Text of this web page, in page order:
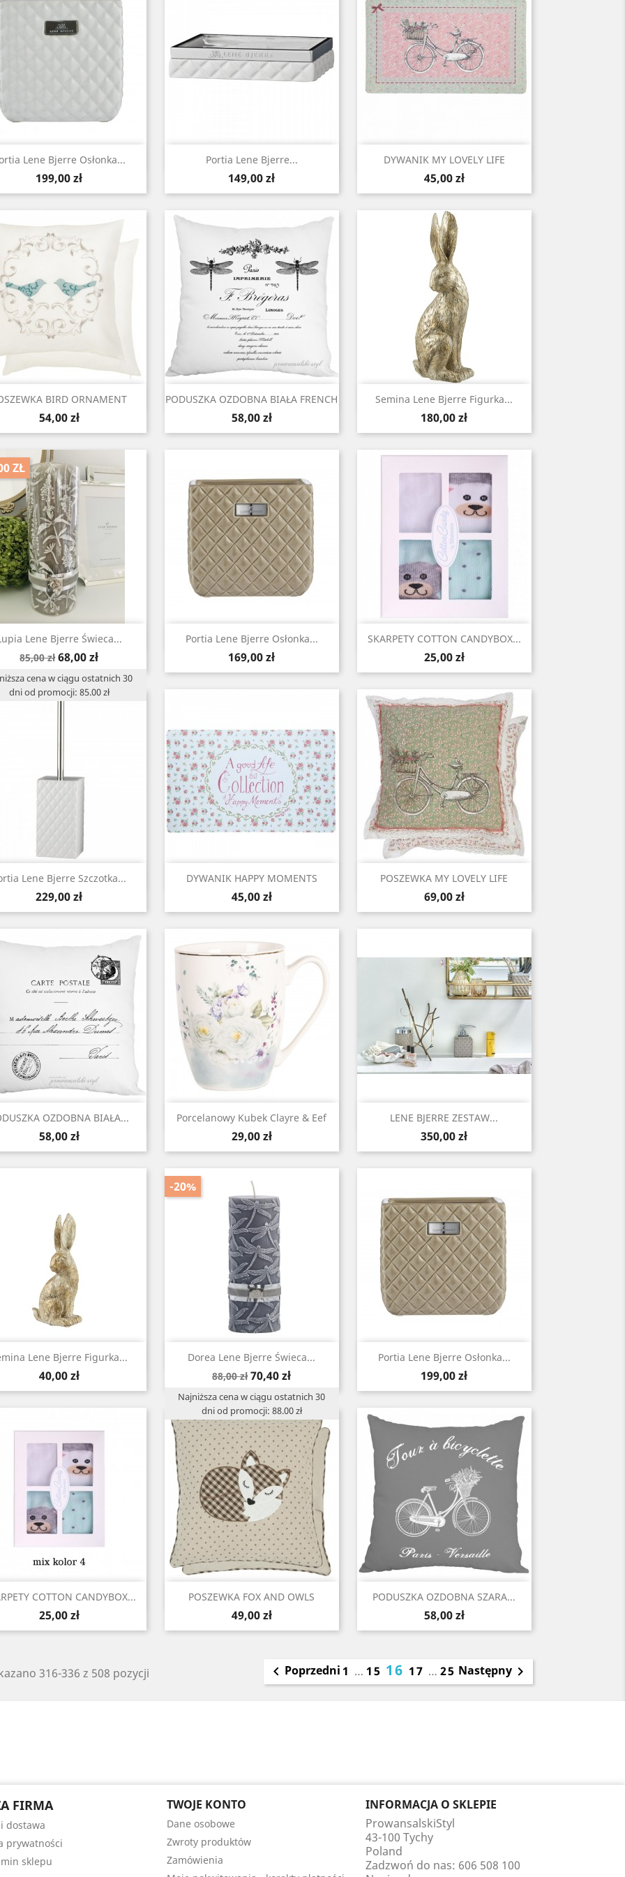
Lene Bjerre Osłonka...
Cena
199,00 zł
Szybki podgląd Portia Lene Bjerre...
Cena
149,00 zł
Szybki podgląd DYWANIK MY LOVELY LIFE
Cena
45,00 zł
Szybki podgląd
BIRD ORNAMENT
Cena
54,00 zł
Szybki podgląd PODUSZKA OZDOBNA BIAŁA FRENCH
Cena
58,00 zł
 Szybki podgląd Semina Lene Bjerre Figurka...
Cena
180,00 zł
 Szybki podgląd
Lene Bjerre Świeca...
Cena
85,00 zł Cena
68,00 zł
cena w ciągu ostatnich 30
dni od promocji: 85.00 zł
ZŁ
 Szybki podgląd Portia Lene Bjerre Osłonka...
Cena
169,00 zł
Szybki podgląd SKARPETY COTTON CANDYBOX...
Cena
25,00 zł
Szybki podgląd
Lene Bjerre Szczotka...
Cena
229,00 zł
Szybki podgląd DYWANIK HAPPY MOMENTS
Cena
45,00 zł
Szybki podgląd POSZEWKA MY LOVELY LIFE
Cena
69,00 zł
Szybki podgląd
OZDOBNA BIAŁA...
Cena
58,00 zł
Szybki podgląd Porcelanowy Kubek Clayre & Eef
Cena
29,00 zł
Szybki podgląd LENE BJERRE ZESTAW...
Cena
350,00 zł
Szybki podgląd
Lene Bjerre Figurka...
Cena
40,00 zł
 Szybki podgląd Dorea Lene Bjerre Świeca...
Cena
88,00 zł Cena
70,40 zł
Najniższa cena w ciągu ostatnich 30
dni od promocji: 88.00 zł
-20%
 Szybki podgląd Portia Lene Bjerre Osłonka...
Cena
199,00 zł
Szybki podgląd
COTTON CANDYBOX...
Cena
25,00 zł
Szybki podgląd POSZEWKA FOX AND OWLS
Cena
49,00 zł
Szybki podgląd PODUSZKA OZDOBNA SZARA...
Cena
58,00 zł
Szybki podgląd
316-336 z 508 pozycji  Poprzedni 1 … 15 16 17 … 25 Następny
FIRMA
dostawa
prywatności
sklepu
TWOJE KONTO
Dane osobowe
Zwroty produktów
Zamówienia
INFORMACJA O SKLEPIE
ProwansalskiStyl
43-100 Tychy
Poland
Zadzwoń do nas: 606 508 100